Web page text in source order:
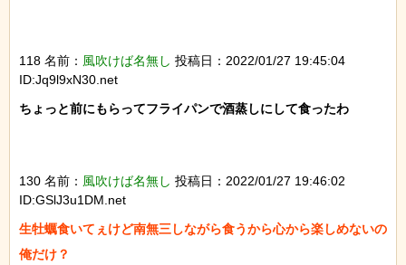
118 名前： 風吹けば名無し 投稿日：2022/01/27 19:45:04
ID:Jq9l9xN30.net
ちょっと前にもらってフライパンで酒蒸しにして食ったわ
130 名前： 風吹けば名無し 投稿日：2022/01/27 19:46:02
ID:GSlJ3u1DM.net
生牡蠣食いてぇけど南無三しながら食うから心から楽しめないの
俺だけ？